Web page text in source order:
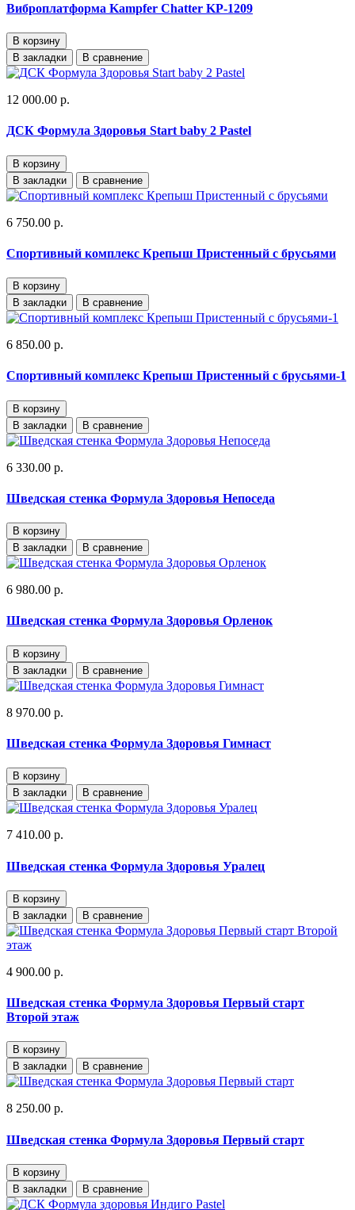
Виброплатформа Kampfer Chatter KP-1209
В корзину
В закладки
В сравнение
12 000.00 р.
ДСК Формула Здоровья Start baby 2 Pastel
В корзину
В закладки
В сравнение
6 750.00 р.
Спортивный комплекс Крепыш Пристенный с брусьями
В корзину
В закладки
В сравнение
6 850.00 р.
Спортивный комплекс Крепыш Пристенный с брусьями-1
В корзину
В закладки
В сравнение
6 330.00 р.
Шведская стенка Формула Здоровья Непоседа
В корзину
В закладки
В сравнение
6 980.00 р.
Шведская стенка Формула Здоровья Орленок
В корзину
В закладки
В сравнение
8 970.00 р.
Шведская стенка Формула Здоровья Гимнаст
В корзину
В закладки
В сравнение
7 410.00 р.
Шведская стенка Формула Здоровья Уралец
В корзину
В закладки
В сравнение
4 900.00 р.
Шведская стенка Формула Здоровья Первый старт
Второй этаж
В корзину
В закладки
В сравнение
8 250.00 р.
Шведская стенка Формула Здоровья Первый старт
В корзину
В закладки
В сравнение